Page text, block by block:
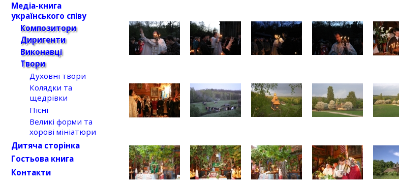
Медіа-книга
українського співу
Композитори
Диригенти
Виконавці
Твори
Духовні твори
Колядки та
щедрівки
Пісні
Великі форми та
хорові мініатюри
Дитяча сторінка
Гостьова книга
Контакти